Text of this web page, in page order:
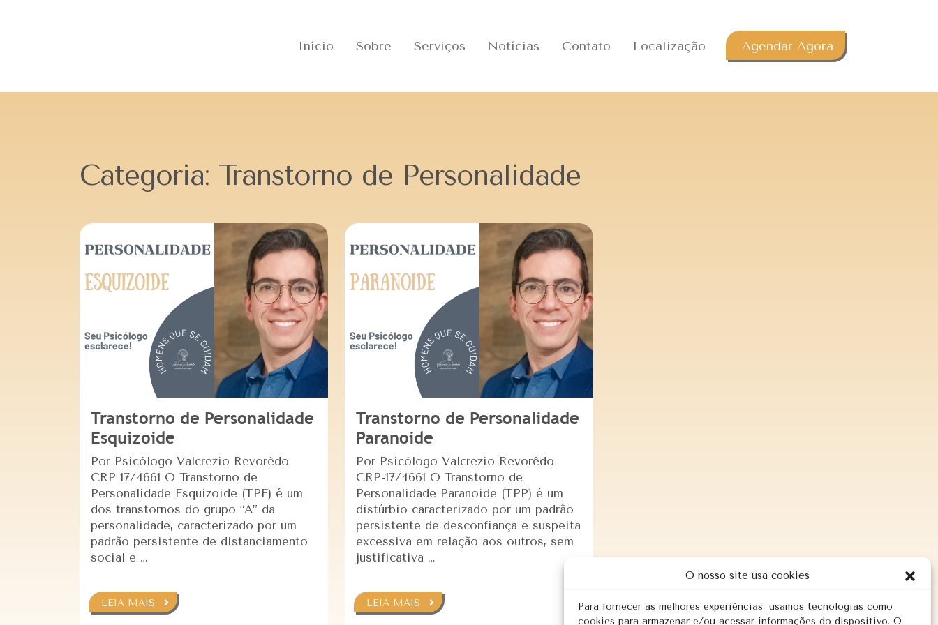
O nosso site usa cookies
Para fornecer as melhores experiências, usamos tecnologias como
cookies para armazenar e/ou acessar informações do dispositivo. O
Início Sobre Serviços Notícias Contato Localização Agendar Agora
Categoria: Transtorno de Personalidade
Transtorno de Personalidade
Esquizoide
Por Psicólogo Valcrezio Revorêdo
CRP 17/4661 O Transtorno de
Personalidade Esquizoide (TPE) é um
dos transtornos do grupo “A” da
personalidade, caracterizado por um
padrão persistente de distanciamento
social e …
LEIA MAIS
Transtorno de Personalidade
Paranoide
Por Psicólogo Valcrezio Revorêdo
CRP-17/4661 O Transtorno de
Personalidade Paranoide (TPP) é um
distúrbio caracterizado por um padrão
persistente de desconfiança e suspeita
excessiva em relação aos outros, sem
justificativa …
LEIA MAIS